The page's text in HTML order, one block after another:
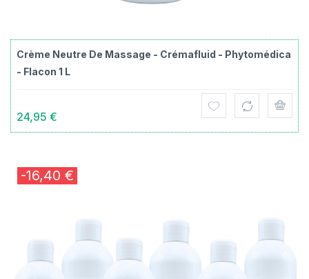
Crème Neutre De Massage - Crémafluid - Phytomédica
- Flacon 1 L
24,95 €
-16,40 €